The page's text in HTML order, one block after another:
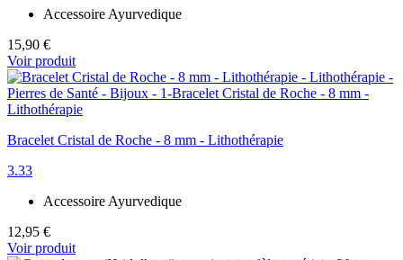
Accessoire Ayurvedique
15,90 €
Voir produit
Bracelet Cristal de Roche - 8 mm - Lithothérapie
3.33
Accessoire Ayurvedique
12,95 €
Voir produit